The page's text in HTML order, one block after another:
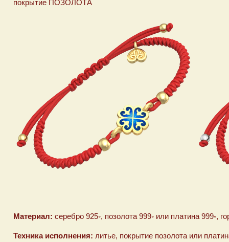
покрытие ПОЗОЛОТА
Материал: серебро 925◦, позолота 999◦ или платина 999◦,
Техника исполнения: литье, покрытие позолота или